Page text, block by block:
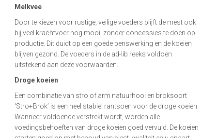
Melkvee
Door te kiezen voor rustige, veilige voeders blijft de mest ook
bij veel krachtvoer nog mooi, zonder concessies te doen op
productie. Dit duidt op een goede penswerking en de koeien
blijven gezond. De voeders in de ad-lib reeks voldoen
uitstekend aan deze voorwaarden.
Droge koeien
Een combinatie van stro of arm natuurhooi en broksoort
‘Stro+Brok’ is een heel stabiel rantsoen voor de droge koeien.
Wanneer voldoende verstrekt wordt, worden alle
voedingsbehoeften van droge koeien goed vervuld. De koeien